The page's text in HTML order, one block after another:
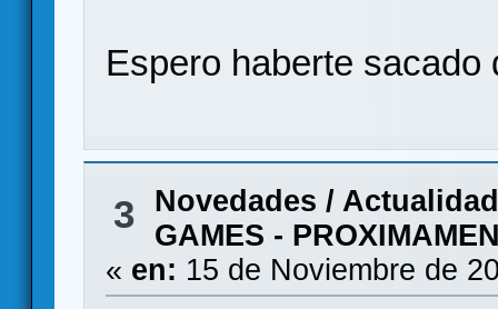
Espero haberte sacado
3
Novedades / Actualidad
GAMES -
« en: 15 de Noviembre de